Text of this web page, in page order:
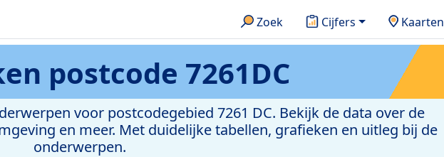
Zoek Cijfers Kaarten
postcode 7261DC
voor postcodegebied 7261 DC. Bekijk de data over de
en meer. Met duidelijke tabellen, grafieken en uitleg bij de
onderwerpen.